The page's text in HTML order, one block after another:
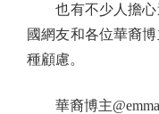
也有不少人擔心
國網友和各位華裔
種顧慮。
華裔博主